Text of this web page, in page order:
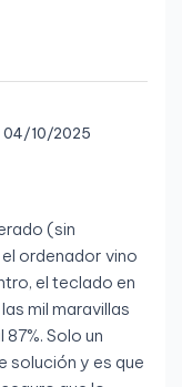
04/10/2025
(sin
ordenador vino
el teclado en
mil maravillas
Solo un
solución y es que